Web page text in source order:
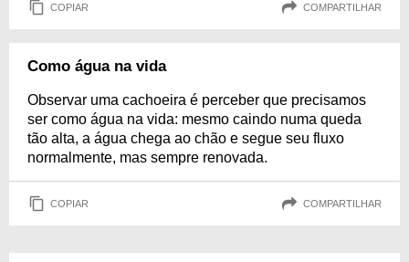
COPIAR COMPARTILHAR
Como água na vida
Observar uma cachoeira é perceber que precisamos
ser como água na vida: mesmo caindo numa queda
tão alta, a água chega ao chão e segue seu fluxo
normalmente, mas sempre renovada.
COPIAR COMPARTILHAR